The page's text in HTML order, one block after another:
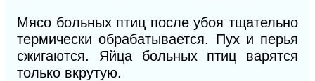
Мясо больных птиц после убоя тщательно
термически обрабатывается. Пух и перья
сжигаются. Яйца больных птиц варятся
только вкрутую.